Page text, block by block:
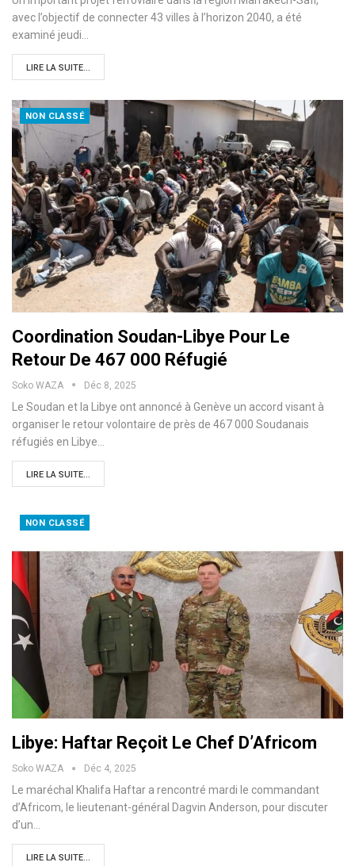
avec l’objectif de connecter 43 villes à l’horizon 2040, a été
examiné jeudi…
LIRE LA SUITE...
NON CLASSÉ
Coordination Soudan-Libye Pour Le
Retour De 467 000 Réfugié
Soko WAZA Déc 8, 2025
Le Soudan et la Libye ont annoncé à Genève un accord visant à
organiser le retour volontaire de près de 467 000 Soudanais
réfugiés en Libye…
LIRE LA SUITE...
NON CLASSÉ
Libye: Haftar Reçoit Le Chef D’Africom
Soko WAZA Déc 4, 2025
Le maréchal Khalifa Haftar a rencontré mardi le commandant
d’Africom, le lieutenant-général Dagvin Anderson, pour discuter
d’un…
LIRE LA SUITE...